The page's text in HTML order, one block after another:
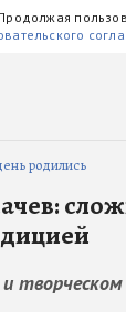
родились
творческом